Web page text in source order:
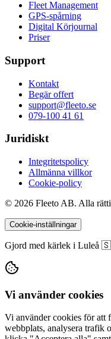
Fleet Management
GPS-spårning
Digital Körjournal
Priser
Support
Kontakt
Begär offert
support@fleeto.se
079-100 41 61
Juridiskt
Integritetspolicy
Allmänna villkor
Cookie-policy
© 2026 Fleeto AB. Alla
Cookie-inställningar
Gjord med kärlek i Luleå
Vi använder cookies
Vi använder cookies för att
webbplats, analysera trafik